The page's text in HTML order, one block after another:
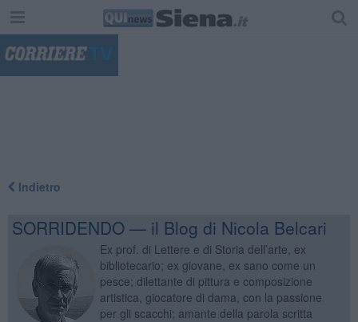
Indietro
SORRIDENDO — il Blog di Nicola Belcari
Ex prof. di Lettere e di Storia dell’arte, ex
bibliotecario; ex giovane, ex sano come un
pesce; dilettante di pittura e composizione
artistica, giocatore di dama, con la passione
per gli scacchi; amante della parola scritta